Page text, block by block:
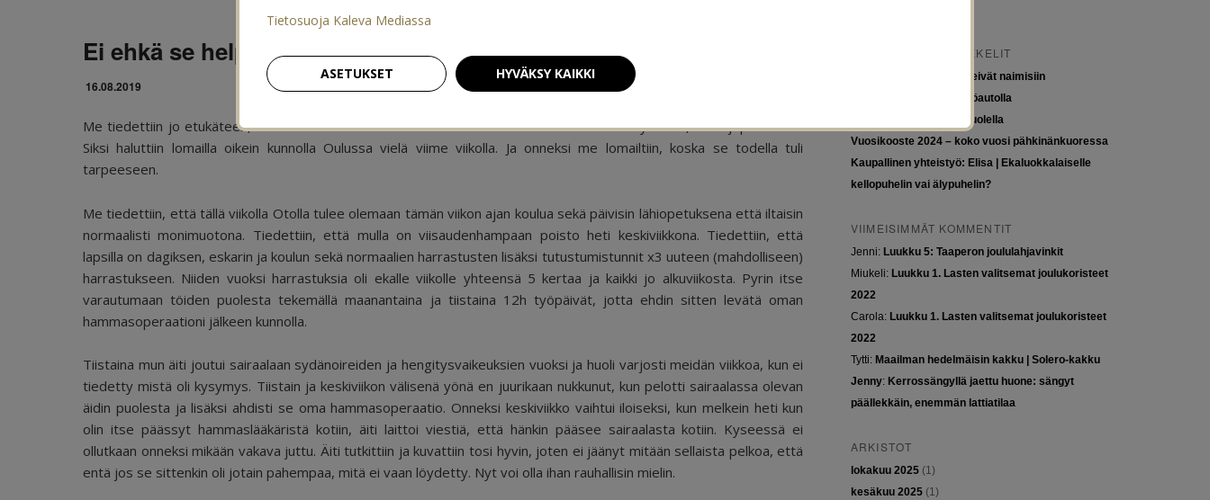
Tietosuoja Kaleva Mediassa
ASETUKSET HYVÄKSY KAIKKI
Ei ehkä se helpoin ensimmäinen arkiviikko
16.08.2019
Me tiedettiin jo etukäteen, että tämä ensimmäinen arkiviikko tulee olemaan toiminnan täyteinen, ehkä jopa raskas.
Siksi haluttiin lomailla oikein kunnolla Oulussa vielä viime viikolla. Ja onneksi me lomailtiin, koska se todella tuli
tarpeeseen.
Me tiedettiin, että tällä viikolla Otolla tulee olemaan tämän viikon ajan koulua sekä päivisin lähiopetuksena että iltaisin
normaalisti monimuotona. Tiedettiin, että mulla on viisaudenhampaan poisto heti keskiviikkona. Tiedettiin, että
lapsilla on dagiksen, eskarin ja koulun sekä normaalien harrastusten lisäksi tutustumistunnit x3 uuteen (mahdolliseen)
harrastukseen. Niiden vuoksi harrastuksia oli ekalle viikolle yhteensä 5 kertaa ja kaikki jo alkuviikosta. Pyrin itse
varautumaan töiden puolesta tekemällä maanantaina ja tiistaina 12h työpäivät, jotta ehdin sitten levätä oman
hammasoperaationi jälkeen kunnolla.
Tiistaina mun äiti joutui sairaalaan sydänoireiden ja hengitysvaikeuksien vuoksi ja huoli varjosti meidän viikkoa, kun ei
tiedetty mistä oli kysymys. Tiistain ja keskiviikon välisenä yönä en juurikaan nukkunut, kun pelotti sairaalassa olevan
äidin puolesta ja lisäksi ahdisti se oma hammasoperaatio. Onneksi keskiviikko vaihtui iloiseksi, kun melkein heti kun
olin itse päässyt hammaslääkäristä kotiin, äiti laittoi viestiä, että hänkin pääsee sairaalasta kotiin. Kyseessä ei
ollutkaan onneksi mikään vakava juttu. Äiti tutkittiin ja kuvattiin tosi hyvin, joten ei jäänyt mitään sellaista pelkoa, että
entä jos se sittenkin oli jotain pahempaa, mitä ei vaan löydetty. Nyt voi olla ihan rauhallisin mielin.
VIIMEISIMMÄT ARTIKKELIT
Tytöt kuuluvat kouluun, eivät naimisiin
Euroopan roadtrip sähköautolla
Tyttöjen ja tasa-arvon puolella
Vuosikooste 2024 – koko vuosi pähkinänkuoressa
Kaupallinen yhteistyö: Elisa | Ekaluokkalaiselle
kellopuhelin vai älypuhelin?
VIIMEISIMMÄT KOMMENTIT
Jenni: Luukku 5: Taaperon joululahjavinkit
Miukeli: Luukku 1. Lasten valitsemat joulukoristeet
2022
Carola: Luukku 1. Lasten valitsemat joulukoristeet
2022
Tytti: Maailman hedelmäisin kakku | Solero-kakku
Jenny: Kerrossängyllä jaettu huone: sängyt
päällekkäin, enemmän lattiatilaa
ARKISTOT
lokakuu 2025(1)
kesäkuu 2025(1)